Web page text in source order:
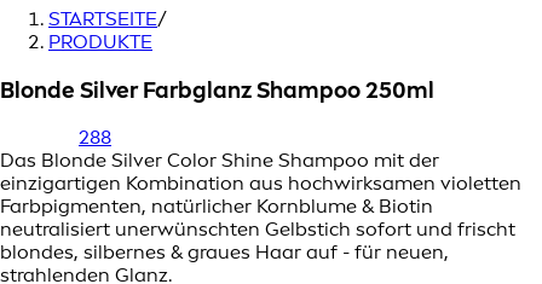
STARTSEITE/
PRODUKTE
Blonde Silver Farbglanz Shampoo 250ml
288
Das Blonde Silver Color Shine Shampoo mit der
einzigartigen Kombination aus hochwirksamen violetten
Farbpigmenten, natürlicher Kornblume & Biotin
neutralisiert unerwünschten Gelbstich sofort und frischt
blondes, silbernes & graues Haar auf - für neuen,
strahlenden Glanz.